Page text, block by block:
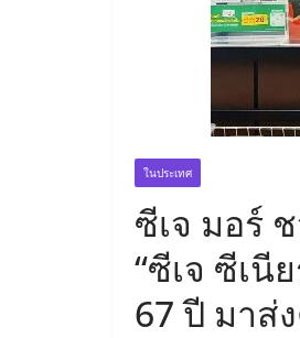
ในประเทศ
ซีเจ มอร์
“ซีเจ ซีเ
67 ปี มาส่